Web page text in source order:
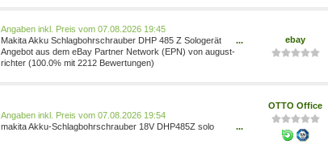
Preis vom 07.08.2026 19:45
Makita Akku Schlagbohrschrauber DHP 485 Z Sologerät
DHP485Z
...
Angebot aus dem eBay Partner Network (EPN) von august-
richter (100.0% mit 2212 Bewertungen)
ebay
Preis vom 07.08.2026 19:54
makita Akku-Schlagbohrschrauber 18V DHP485Z solo
...
OTTO Office